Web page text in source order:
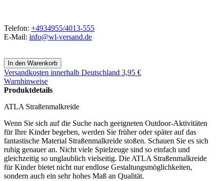
Telefon: +4934955/4013-555
E-Mail: info@wl-versand.de
Versandkosten innerhalb Deutschland 3,95 €
Warnhinweise
Produktdetails
ATLA Straßenmalkreide
Wenn Sie sich auf die Suche nach geeigneten Outdoor-Aktivitäten
für Ihre Kinder begeben, werden Sie früher oder später auf das
fantastische Material Straßenmalkreide stoßen. Schauen Sie es sich
ruhig genauer an. Nicht viele Spielzeuge sind so einfach und
gleichzeitig so unglaublich vielseitig. Die ATLA Straßenmalkreide
für Kinder bietet nicht nur endlose Gestaltungsmöglichkeiten,
sondern auch ein sehr hohes Maß an Qualität.